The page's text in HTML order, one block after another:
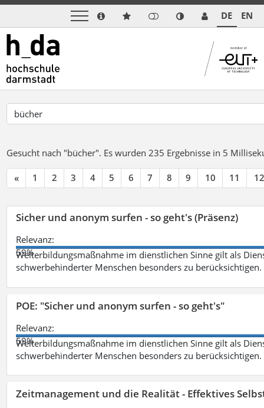
DE EN
Gesucht nach "bücher". Es wurden 235 Ergebnisse in 5
« 1 2 3 4 5 6 7 8 9 10 11 12
Sicher und anonym surfen - so geht's (Präsenz)
Relevanz:
59%
Weiterbildungsmaßnahme im dienstlichen Sinne gilt als
schwerbehinderter Menschen besonders zu berücksichtigen.
POE: "Sicher und anonym surfen - so geht's"
Relevanz:
59%
Weiterbildungsmaßnahme im dienstlichen Sinne gilt als
schwerbehinderter Menschen besonders zu berücksichtigen.
Zeitmanagement und die Realität - Effektives